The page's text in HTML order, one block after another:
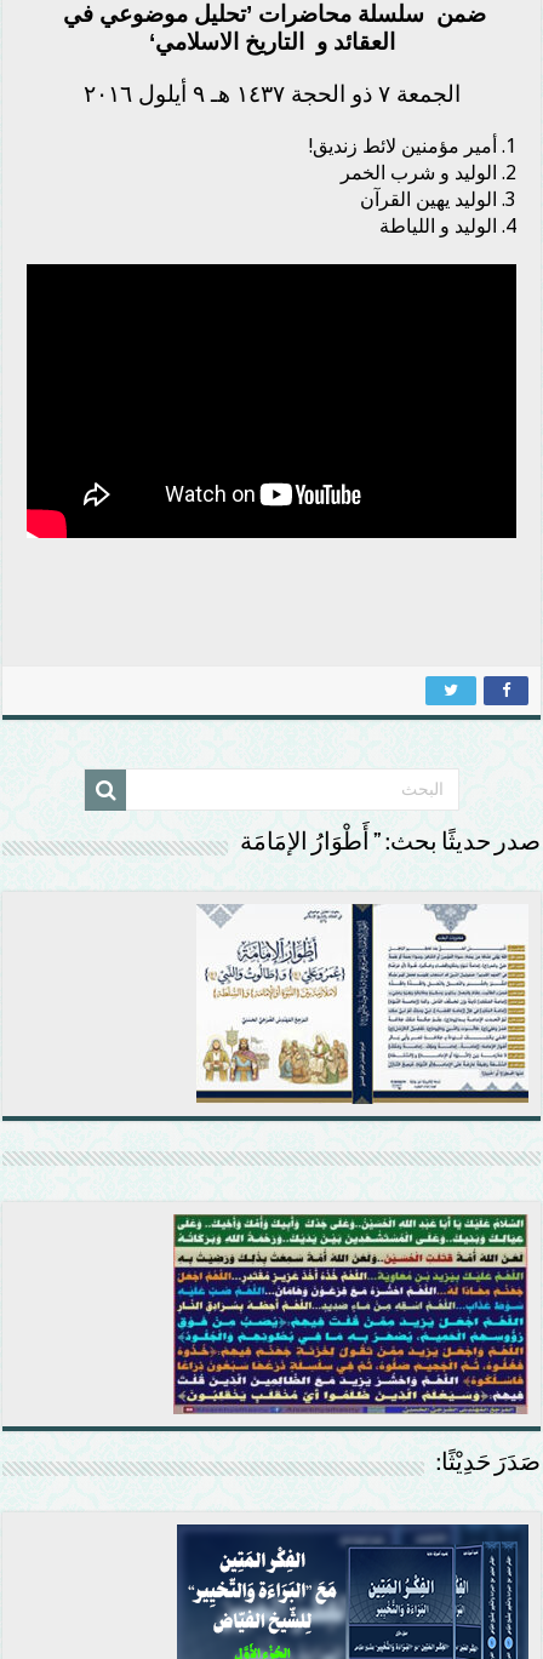
ضمن سلسلة محاضرات‬ ’تحليل موضوعي في
العقائد‬ و التاريخ الاسلامي‬‘
الجمعة ٧ ذو الحجة ١٤٣٧ هـ ٩ أيلول ٢٠١٦
1. أمير مؤمنين لائط زنديق!
2. الوليد و شرب الخمر
3. الوليد يهين القرآن
4. الوليد و اللياطة
صدر حديثًا بحث: ” أَطْوَارُ الإمَامَة
صَدَرَ حَدِيْثًا: